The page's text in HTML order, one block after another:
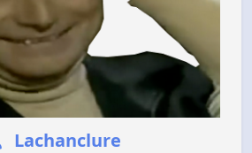
Lachanclure